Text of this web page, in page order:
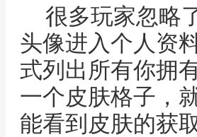
很多玩家忽略
头像进入个人资
式列出所有你拥
一个皮肤格子，
能看到皮肤的获